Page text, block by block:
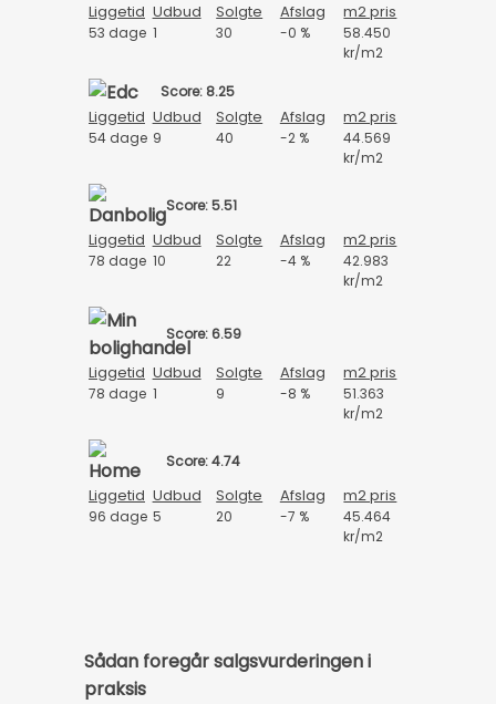
Liggetid Udbud Solgte Afslag m2 pris
53 dage 1 30 -0 %
58.450
kr/m2
Score: 8.25
Liggetid Udbud Solgte Afslag m2 pris
54 dage 9 40 -2 %
44.569
kr/m2
Score: 5.51
Liggetid Udbud Solgte Afslag m2 pris
78 dage 10 22 -4 %
42.983
kr/m2
Score: 6.59
Liggetid Udbud Solgte Afslag m2 pris
78 dage 1 9 -8 %
51.363
kr/m2
Score: 4.74
Liggetid Udbud Solgte Afslag m2 pris
96 dage 5 20 -7 %
45.464
kr/m2
Sådan foregår salgsvurderingen i
praksis